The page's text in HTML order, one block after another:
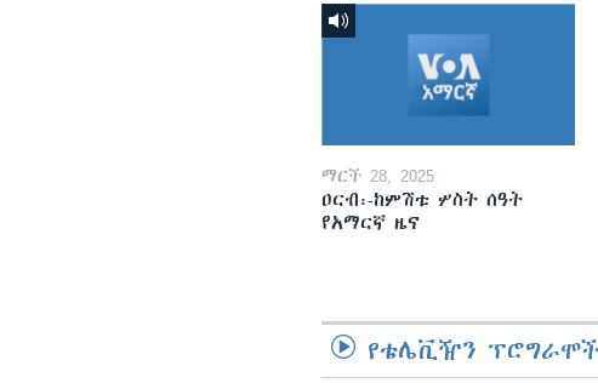
ማርች 28, 2025
ዐርብ፡-ከምሽቱ ሦስት ሰዓት
የአማርኛ ዜና
የቴሌቪዥን